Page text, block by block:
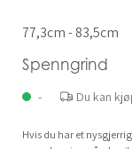
77,3cm - 83,5cm
Spenngrind
- Du kan
Hvis du har et